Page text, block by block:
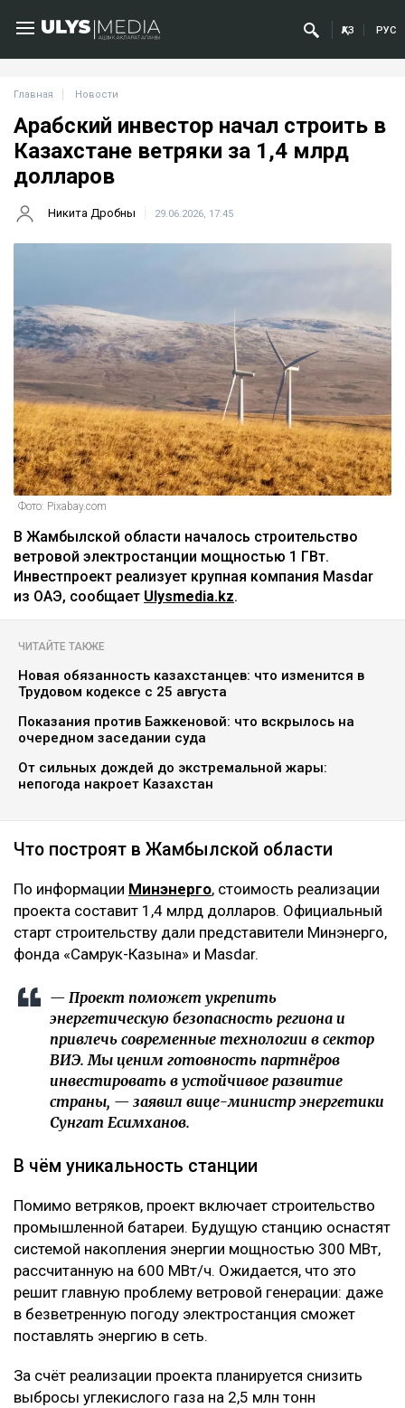
ҚАЗ РУС
Главная Новости
Арабский инвестор начал строить в
Казахстане ветряки за 1,4 млрд
долларов
Никита Дробны 29.06.2026, 17:45
Фото: Pixabay.com
В Жамбылской области началось строительство
ветровой электростанции мощностью 1 ГВт.
Инвестпроект реализует крупная компания Masdar
из ОАЭ, сообщает Ulysmedia.kz.
ЧИТАЙТЕ ТАКЖЕ
Новая обязанность казахстанцев: что изменится в
Трудовом кодексе с 25 августа
Показания против Бажкеновой: что вскрылось на
очередном заседании суда
От сильных дождей до экстремальной жары:
непогода накроет Казахстан
Что построят в Жамбылской области
По информации Минэнерго, стоимость реализации
проекта составит 1,4 млрд долларов. Официальный
старт строительству дали представители Минэнерго,
фонда «Самрук-Казына» и Masdar.
— Проект поможет укрепить
энергетическую безопасность региона и
привлечь современные технологии в сектор
ВИЭ. Мы ценим готовность партнёров
инвестировать в устойчивое развитие
страны, — заявил вице-министр энергетики
Сунгат Есимханов.
В чём уникальность станции
Помимо ветряков, проект включает строительство
промышленной батареи. Будущую станцию оснастят
системой накопления энергии мощностью 300 МВт,
рассчитанную на 600 МВт/ч. Ожидается, что это
решит главную проблему ветровой генерации: даже
в безветренную погоду электростанция сможет
поставлять энергию в сеть.
За счёт реализации проекта планируется снизить
выбросы углекислого газа на 2,5 млн тонн